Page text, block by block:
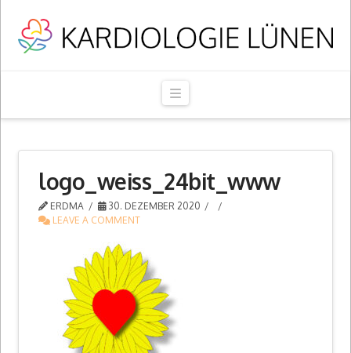
Navigation
logo_weiss_24bit_www
ERDMA
30. DEZEMBER 2020
LEAVE A COMMENT